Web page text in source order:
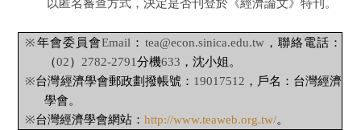
※年會委員會Email ： tea@econ.sinica.edu.tw，聯絡電話：
（02） 2782-2791分機633 ，沈小姐。
※台灣經濟學會郵政劃撥帳號： 19017512 ，戶名：台灣經濟
學會。
※台灣經濟學會網站：http://www.teaweb.org.tw/。